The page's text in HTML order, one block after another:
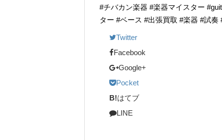
#チバカン楽器 #楽器マイスター
ター #ベース #出張買取 #楽器 #試奏
Twitter
Facebook
Google+
Pocket
B!はてブ
LINE